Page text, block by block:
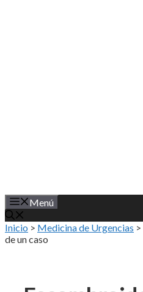
Menú
Inicio > Medicina de Urgencias >
de un caso